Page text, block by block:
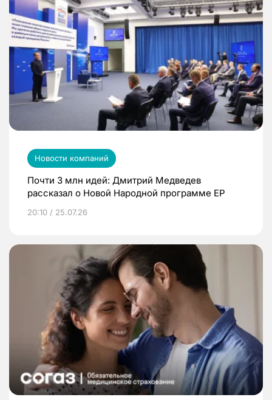
Новости компаний
Почти 3 млн идей: Дмитрий Медведев
рассказал о Новой Народной программе ЕР
20:10 / 25.07.26